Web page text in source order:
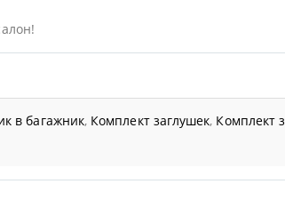
в багажник, Комплект заглушек, Комплект